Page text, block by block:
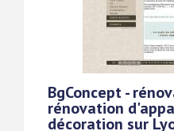
BgConcept -
rénovation
décoration sur